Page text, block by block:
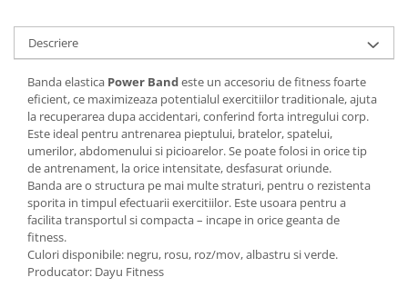
Descriere
Banda elastica Power Bandeste un accesoriu de fitness foarte
eficient, ce maximizeaza potentialul exercitiilor traditionale, ajuta
la recuperarea dupa accidentari, conferind forta intregului corp.
Este ideal pentru antrenarea pieptului, bratelor, spatelui,
umerilor, abdomenului si picioarelor. Se poate folosi in orice tip
de antrenament, la orice intensitate, desfasurat oriunde.
Banda are o structura pe mai multe straturi, pentru o rezistenta
sporita in timpul efectuarii exercitiilor. Este usoara pentru a
facilita transportul si compacta – incape in orice geanta de
fitness.
Culori disponibile: negru, rosu, roz/mov, albastru si verde.
Producator: Dayu Fitness